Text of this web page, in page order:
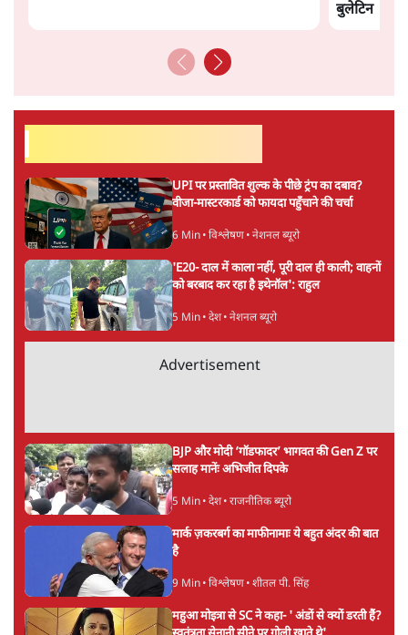
बुलेटिन
UPI पर प्रस्तावित शुल्क के पीछे ट्रंप का दबाव?
वीजा-मास्टरकार्ड को फायदा पहुँचाने की चर्चा
6 Min• विश्लेषण• नेशनल ब्यूरो
'E20- दाल में काला नहीं, पूरी दाल ही काली; वाहनों
को बरबाद कर रहा है इथेनॉल': राहुल
5 Min• देश• नेशनल ब्यूरो
Advertisement
BJP और मोदी ‘गॉडफादर’ भागवत की Gen Z पर
सलाह मानेंः अभिजीत दिपके
5 Min• देश• राजनीतिक ब्यूरो
मार्क ज़करबर्ग का माफीनामाः ये बहुत अंदर की बात
है
9 Min• विश्लेषण• शीतल पी. सिंह
महुआ मोइत्रा से SC ने कहा- ' अंडों से क्यों डरती हैं?